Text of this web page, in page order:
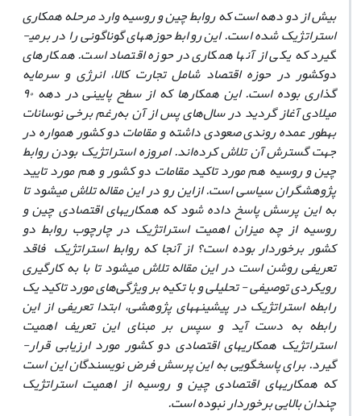
بیش از دو دهه است که ­روابط چین و روسیه وارد مرحله همکاری
استراتژیک شده است. این روابط حوزه­های گوناگونی را در برمی­
گیرد که یکی از آنها همکاری در حوزه­ اقتصاد است. همکارهای
دوکشور در حوزه اقتصاد شامل تجارت کالا، انرژی و سرمایه
گذاری بوده است. این همکارها که از سطح پایینی در دهه ۹۰
میلادی آغاز گردید در سال‌های پس از آن به‌رغم برخی نوسانات
به­طور عمده روندی صعودی داشته و مقامات دو کشور همواره در
جهت گسترش آن تلاش کرده‌اند. امروزه استراتژیک بودن روابط
چین و روسیه هم مورد تاکید مقامات دو کشور و هم مورد تایید
پژوهشگران سیاسی است. ازاین رو در این مقاله تلاش می­شود تا
به این پرسش پاسخ داده شود که همکاری­های اقتصادی چین و
روسیه از چه میزان اهمیت استراتژیک در چارچوب روابط دو
کشور برخوردار بوده است؟ از آنجا که روابط استراتژیک فاقد
تعریفی روشن است در این مقاله تلاش می­شود تا با به­ کارگیری
رویکردی توصیفی - تحلیلی و با تکیه بر ویژگی‌های مورد تاکید یک
رابطه استراتژیک در پیشینه­های پژوهشی، ابتدا تعریفی از این
رابطه به دست آید و سپس بر مبنای این تعریف اهمیت
استراتژیک همکاری­های اقتصادی دو کشور مورد ارزیابی قرار­
گیرد. برای پاسخگویی به این پرسش فرض نویسندگان این است
که همکاری­های اقتصادی چین و روسیه از اهمیت استراتژیک
چندان بالایی برخوردار نبوده است.